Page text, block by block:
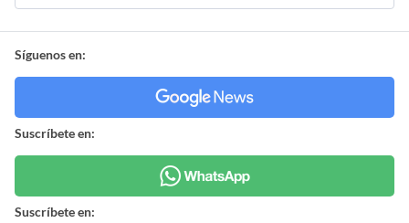
Síguenos en:
Suscríbete en:
Suscríbete en: